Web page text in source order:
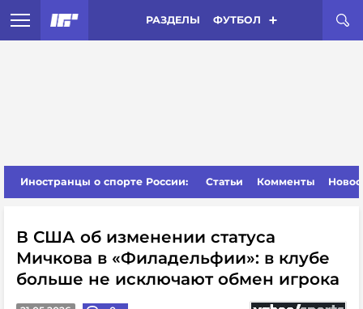
РАЗДЕЛЫ ФУТБОЛ
Иностранцы о спорте России: Статьи Комменты
В США об изменении статуса
Мичкова в «Филадельфии»: в клубе
больше не исключают обмен игрока